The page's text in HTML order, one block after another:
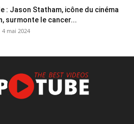
: Jason Statham, icône du cinéma
surmonte le cancer...
4 mai 2024